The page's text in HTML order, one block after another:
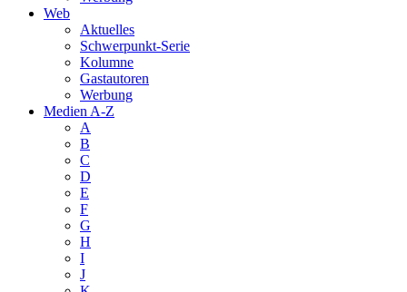
Web
Aktuelles
Schwerpunkt-Serie
Kolumne
Gastautoren
Werbung
Medien A-Z
A
B
C
D
E
F
G
H
I
J